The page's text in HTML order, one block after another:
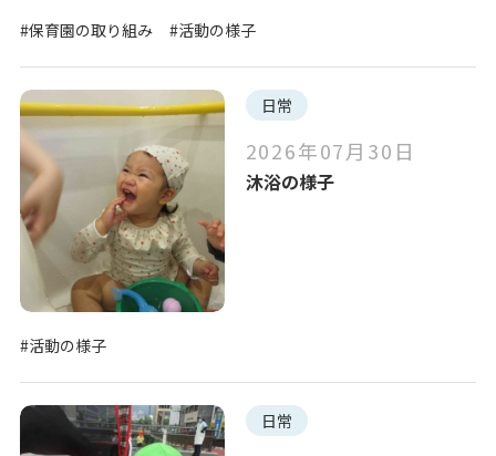
プライバシーポリシー
サイトマップ ニチイ学館オフィシャルサイト
#お食事の風景 #リトミック
全ての選択を解除
#保育園の取り組み #活動の様子
日常
2026年07月30日
沐浴の様子
#活動の様子
日常